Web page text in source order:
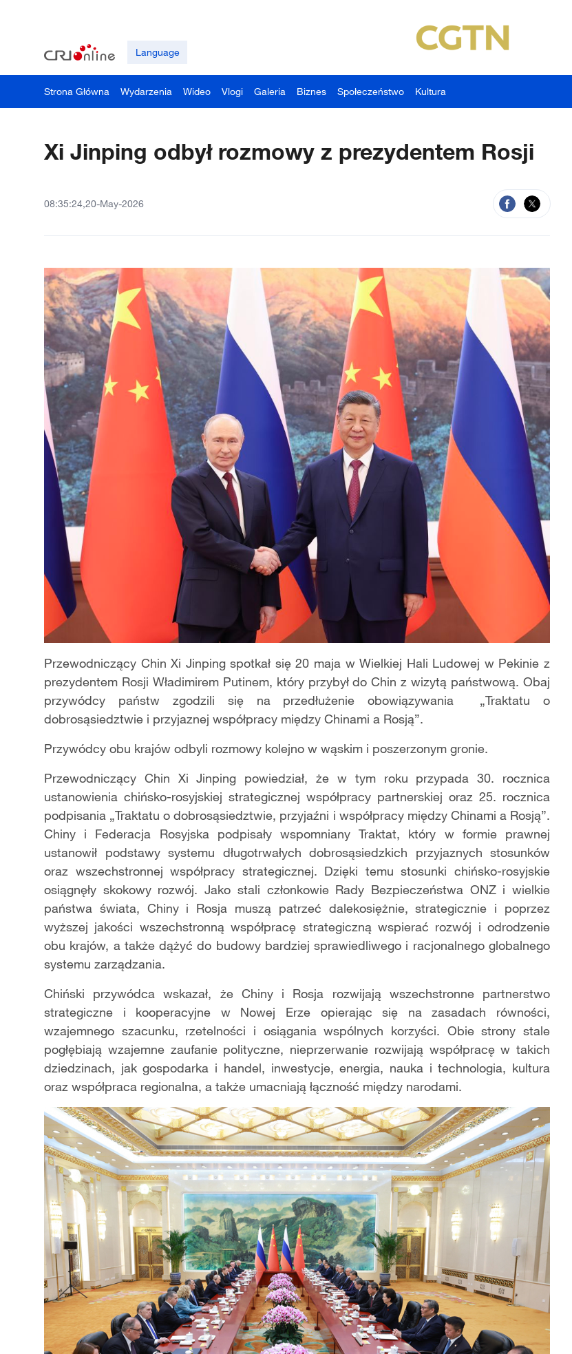
Language
Strona Główna Wydarzenia Wideo Vlogi Galeria Biznes Społeczeństwo Kultura
Xi Jinping odbył rozmowy z prezydentem Rosji
08:35:24,20-May-2026
Przewodniczący Chin Xi Jinping spotkał się 20 maja w Wielkiej Hali Ludowej w Pekinie z
prezydentem Rosji Władimirem Putinem, który przybył do Chin z wizytą państwową. Obaj
przywódcy państw zgodzili się na przedłużenie obowiązywania „Traktatu o
dobrosąsiedztwie i przyjaznej współpracy między Chinami a Rosją”.
Przywódcy obu krajów odbyli rozmowy kolejno w wąskim i poszerzonym gronie.
Przewodniczący Chin Xi Jinping powiedział, że w tym roku przypada 30. rocznica
ustanowienia chińsko-rosyjskiej strategicznej współpracy partnerskiej oraz 25. rocznica
podpisania „Traktatu o dobrosąsiedztwie, przyjaźni i współpracy między Chinami a Rosją”.
Chiny i Federacja Rosyjska podpisały wspomniany Traktat, który w formie prawnej
ustanowił podstawy systemu długotrwałych dobrosąsiedzkich przyjaznych stosunków
oraz wszechstronnej współpracy strategicznej. Dzięki temu stosunki chińsko-rosyjskie
osiągnęły skokowy rozwój. Jako stali członkowie Rady Bezpieczeństwa ONZ i wielkie
państwa świata, Chiny i Rosja muszą patrzeć dalekosiężnie, strategicznie i poprzez
wyższej jakości wszechstronną współpracę strategiczną wspierać rozwój i odrodzenie
obu krajów, a także dążyć do budowy bardziej sprawiedliwego i racjonalnego globalnego
systemu zarządzania.
Chiński przywódca wskazał, że Chiny i Rosja rozwijają wszechstronne partnerstwo
strategiczne i kooperacyjne w Nowej Erze opierając się na zasadach równości,
wzajemnego szacunku, rzetelności i osiągania wspólnych korzyści. Obie strony stale
pogłębiają wzajemne zaufanie polityczne, nieprzerwanie rozwijają współpracę w takich
dziedzinach, jak gospodarka i handel, inwestycje, energia, nauka i technologia, kultura
oraz współpraca regionalna, a także umacniają łączność między narodami.